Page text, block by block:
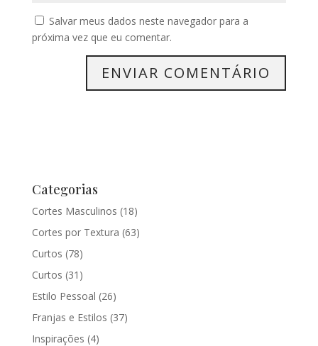
Salvar meus dados neste navegador para a
próxima vez que eu comentar.
Categorias
Cortes Masculinos (18)
Cortes por Textura (63)
Curtos (78)
Curtos (31)
Estilo Pessoal (26)
Franjas e Estilos (37)
Inspirações (4)